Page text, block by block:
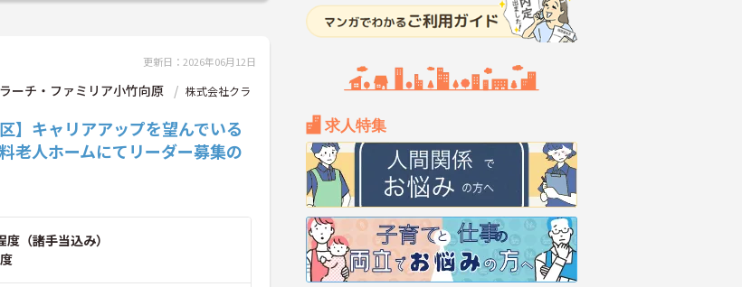
求人特集
更新日：2026年06月12日
ーチ・ファミリア小竹向原
株式会社クラ
】キャリアアップを望んでいる
老人ホームにてリーダー募集の
度（諸手当込み）